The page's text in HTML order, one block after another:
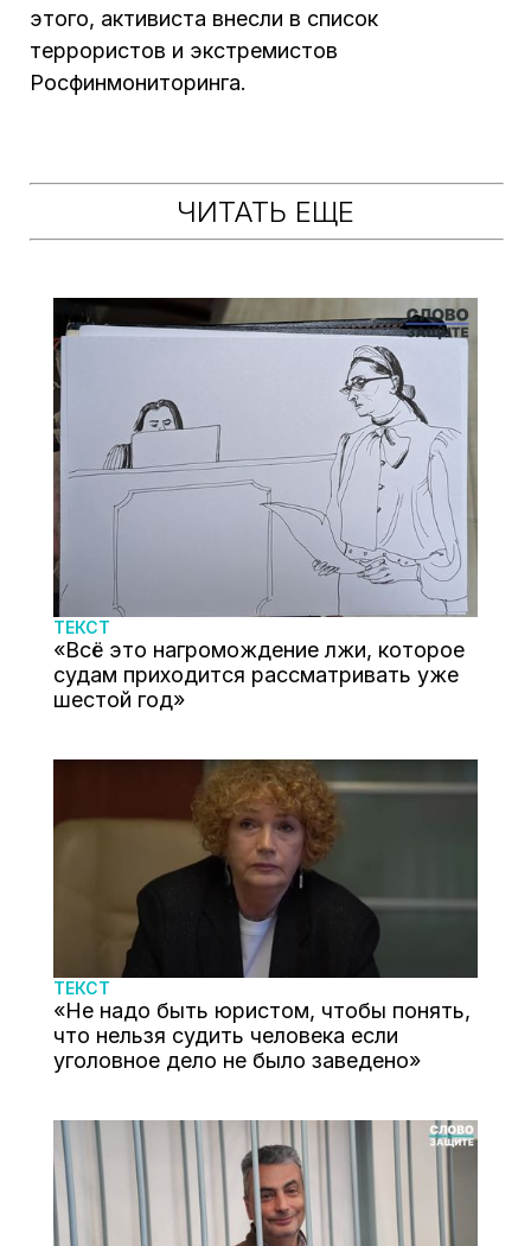
этого, активиста внесли в список
террористов и экстремистов
Росфинмониторинга.
ЧИТАТЬ ЕЩЕ
ТЕКСТ
«Всё это нагромождение лжи, которое
судам приходится рассматривать уже
шестой год»
ТЕКСТ
«Не надо быть юристом, чтобы понять,
что нельзя судить человека если
уголовное дело не было заведено»